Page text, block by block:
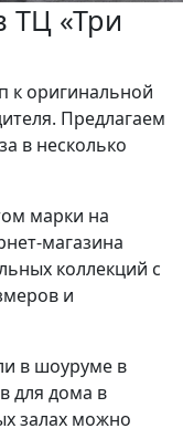
ТЦ «Три
к оригинальной
Предлагаем
в несколько
марки на
магазина
коллекций с
и
в шоуруме в
для дома в
залах можно